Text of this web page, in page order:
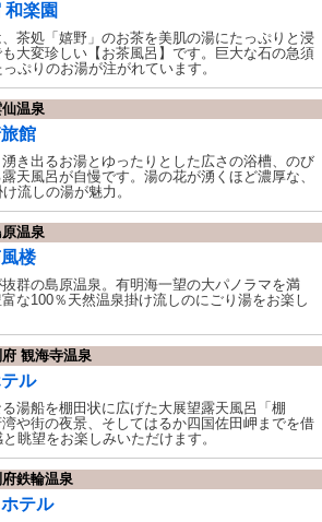
和楽園
茶処「嬉野」のお茶を美肌の湯にたっぷりと浸
も大変珍しい【お茶風呂】です。巨大な石の急須
ぷりのお湯が注がれています。
温泉
館
き出るお湯とゆったりとした広さの浴槽、のび
天風呂が自慢です。湯の花が湧くほど濃厚な、
流しの湯が魅力。
温泉
楼
群の島原温泉。有明海一望の大パノラマを満
な100％天然温泉掛け流しのにごり湯をお楽し
観海寺温泉
ル
湯船を棚田状に広げた大展望露天風呂「棚
や街の夜景、そしてはるか四国佐田岬までを借
眺望をお楽しみいただけます。
鉄輪温泉
テル